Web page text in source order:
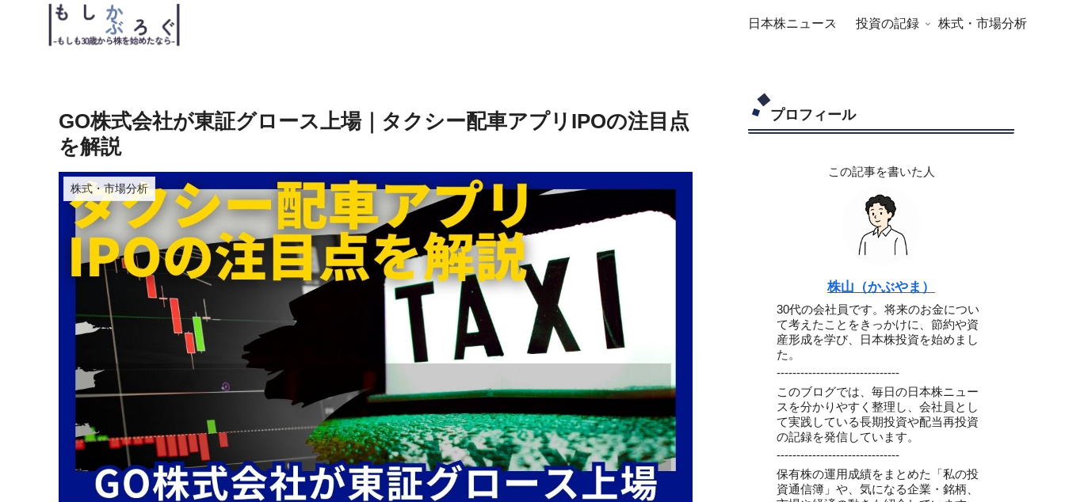
日本株ニュース 投資の記録 株式・市場分析
GO株式会社が東証グロース上場｜タクシー配車アプリIPOの注目点
を解説
株式・市場分析
プロフィール
この記事を書いた人
株山（かぶやま）
30代の会社員です。将来のお金につい
て考えたことをきっかけに、節約や資
産形成を学び、日本株投資を始めまし
た。
-------------------------------
このブログでは、毎日の日本株ニュー
スを分かりやすく整理し、会社員とし
て実践している長期投資や配当再投資
の記録を発信しています。
-------------------------------
保有株の運用成績をまとめた「私の投
資通信簿」や、気になる企業・銘柄、